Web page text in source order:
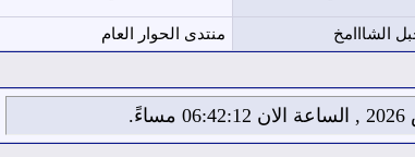
الشااامخ منتدى الحوار العام